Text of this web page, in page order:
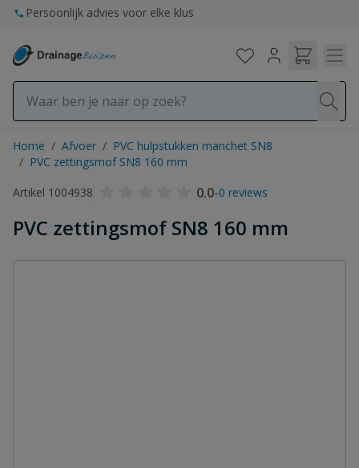
Ga naar de inhoud
Persoonlijk advies voor elke klus
Home / Afvoer / PVC hulpstukken manchet SN8
/ PVC zettingsmof SN8 160 mm
Artikel 1004938
0.0-0 reviews
PVC zettingsmof SN8 160 mm